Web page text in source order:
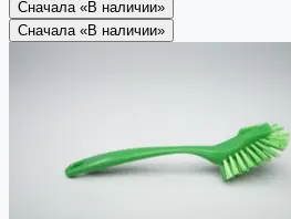
Сначала «В наличии»
Сначала «В наличии»